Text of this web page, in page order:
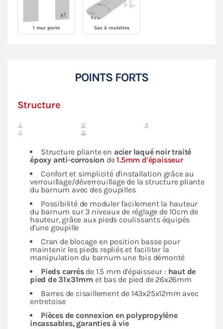
1 mur porte Sac à roulettes
POINTS FORTS
Structure
Structure pliante en acier laqué noir traité
époxy anti-corrosion de1.5mm d'épaisseur
Confort et simplicité d'installation grâce au
verrouillage/déverrouillage de la structure pliante
du barnum avec des goupilles
Possibilité de moduler facilement la hauteur
du barnum sur 3 niveaux de réglage de 10cm de
hauteur, grâce aux pieds coulissants équipés
d'une goupille
Cran de blocage en position basse pour
maintenir les pieds repliés et faciliter la
manipulation du barnum une fois démonté
Pieds carrésde 1.5 mm d'épaisseur : haut de
pied de 31x31mm et bas de pied de 26x26mm
Barres de cisaillement de 143x25x12mm avec
entretoise
Pièces de connexion en polypropylène
incassables, garanties à vie